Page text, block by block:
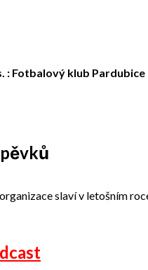
: Fotbalový klub Pardubice
slaví v letošním